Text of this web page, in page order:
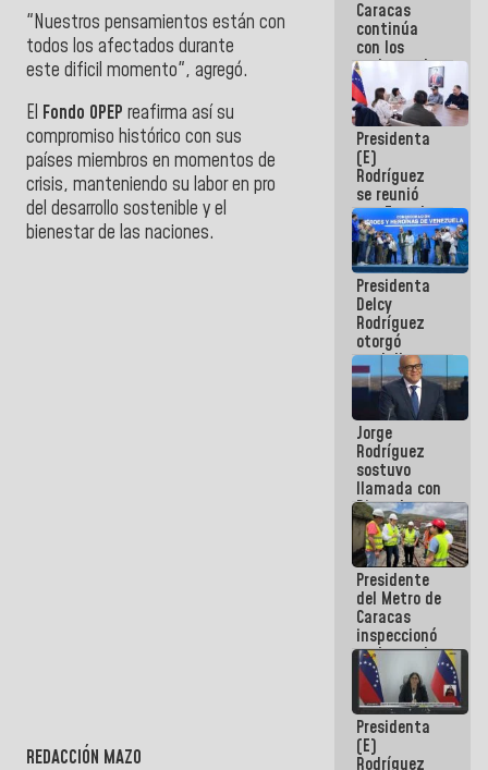
"Nuestros pensamientos están con
todos los afectados durante
este dificil momento", agregó.
El Fondo OPEP reafirma así su
compromiso histórico con sus
países miembros en momentos de
crisis, manteniendo su labor en pro
del desarrollo sostenible y el
bienestar de las naciones.
REDACCIÓN MAZO
Caracas
continúa
con los
trabajos de
mantenimiento
e inspección
en la Línea 2
Presidenta
(E)
Rodríguez
se reunió
con Estado
Mayor
Eléctrico
para
abordar
planes de
acción
Presidenta
Delcy
Rodríguez
otorgó
medalla
"Héroe de
Venezuela"
a servidores
públicos
Jorge
Rodríguez
sostuvo
llamada con
Dinorah
Figuera y
acuerdan
primer
encuentro
presencial
para el
diálogo
Presidente
del Metro de
Caracas
inspeccionó
trabajos de
rehabilitación
y
modernización
de la vía
férrea
Presidenta
(E)
Rodríguez